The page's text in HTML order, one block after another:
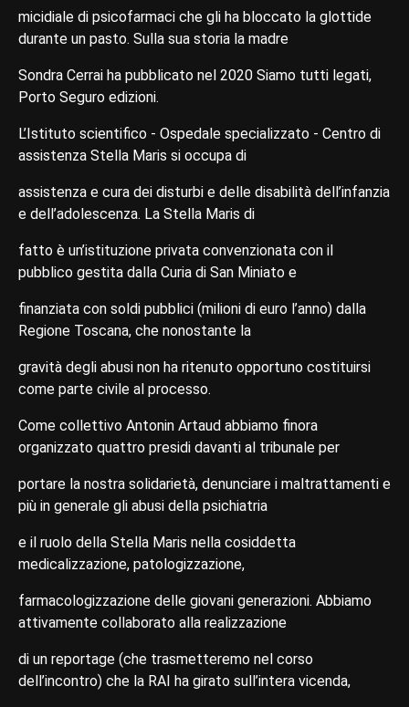
micidiale di psicofarmaci che gli ha bloccato la glottide
durante un pasto. Sulla sua storia la madre
Sondra Cerrai ha pubblicato nel 2020 Siamo tutti legati,
Porto Seguro edizioni.
L’Istituto scientifico - Ospedale specializzato - Centro di
assistenza Stella Maris si occupa di
assistenza e cura dei disturbi e delle disabilità dell’infanzia
e dell’adolescenza. La Stella Maris di
fatto è un’istituzione privata convenzionata con il
pubblico gestita dalla Curia di San Miniato e
finanziata con soldi pubblici (milioni di euro l’anno) dalla
Regione Toscana, che nonostante la
gravità degli abusi non ha ritenuto opportuno costituirsi
come parte civile al processo.
Come collettivo Antonin Artaud abbiamo finora
organizzato quattro presidi davanti al tribunale per
portare la nostra solidarietà, denunciare i maltrattamenti e
più in generale gli abusi della psichiatria
e il ruolo della Stella Maris nella cosiddetta
medicalizzazione, patologizzazione,
farmacologizzazione delle giovani generazioni. Abbiamo
attivamente collaborato alla realizzazione
di un reportage (che trasmetteremo nel corso
dell’incontro) che la RAI ha girato sull’intera vicenda,